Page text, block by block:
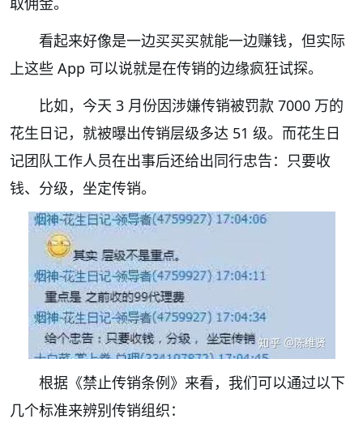
看起来好像是一边买买买就能一边赚钱，但实际
上这些 App 可以说就是在传销的边缘疯狂试探。
比如，今天 3 月份因涉嫌传销被罚款 7000 万的
花生日记，就被曝出传销层级多达 51 级。而花生日
记团队工作人员在出事后还给出同行忠告：只要收
钱、分级，坐定传销。
根据《禁止传销条例》来看，我们可以通过以下
几个标准来辨别传销组织：